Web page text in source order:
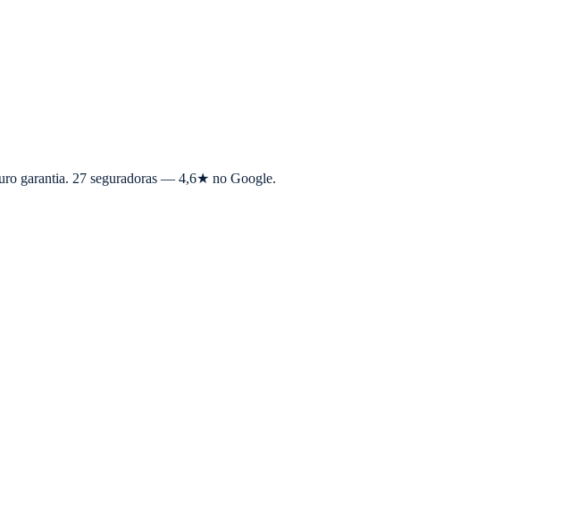
garantia. 27 seguradoras — 4,6★ no Google.